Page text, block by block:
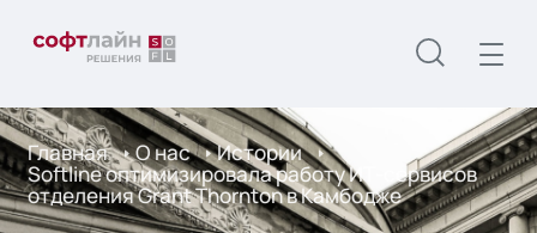
Главная О нас Истории
Softline оптимизировала работу ИТ-сервисов
отделения Grant Thornton в Камбодже